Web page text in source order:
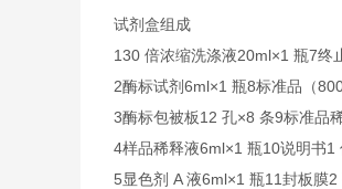
试剂盒组成
130 倍浓缩洗涤液20ml×1 瓶7终
2酶标试剂6ml×1 瓶8标准品（800
3酶标包被板12 孔×8 条9标准品
4样品稀释液6ml×1 瓶10说明书1
5显色剂 A 液6ml×1 瓶11封板膜2